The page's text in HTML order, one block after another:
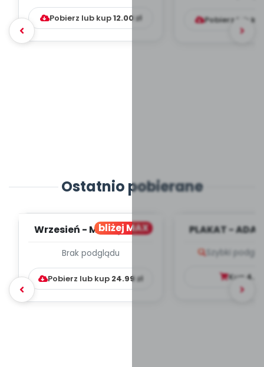
Pobierz lub kup12.00zł Pobierz lub
Ostatnio pobierane
bliżej MAX
Wrzesień - MIESIĘCZNY
WYCHOWAWCZO –
DYDAKTYC...
Brak podglądu
Pobierz lub kup 24.99zł
PLAKAT -
Szybki
Kup